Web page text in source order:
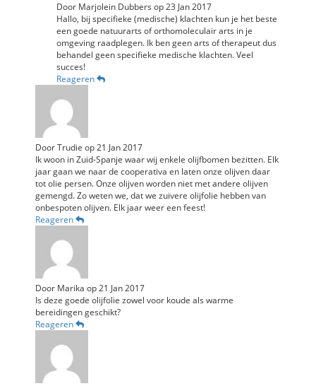
Door Marjolein Dubbers op23 Jan 2017
Hallo, bij specifieke (medische) klachten kun je het beste
een goede natuurarts of orthomoleculair arts in je
omgeving raadplegen. Ik ben geen arts of therapeut dus
behandel geen specifieke medische klachten. Veel
succes!
Reageren
DoorTrudie op21 Jan 2017
Ik woon in Zuid-Spanje waar wij enkele olijfbomen bezitten. Elk
jaar gaan we naar de cooperativa en laten onze olijven daar
tot olie persen. Onze olijven worden niet met andere olijven
gemengd. Zo weten we, dat we zuivere olijfolie hebben van
onbespoten olijven. Elk jaar weer een feest!
Reageren
Door Marika op21 Jan 2017
Is deze goede olijfolie zowel voor koude als warme
bereidingen geschikt?
Reageren